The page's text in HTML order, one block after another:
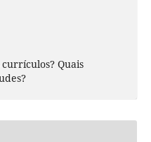
Quais